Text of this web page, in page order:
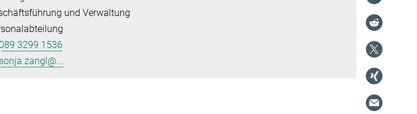
und Verwaltung
089 3299 1536
sonja.zangl@...